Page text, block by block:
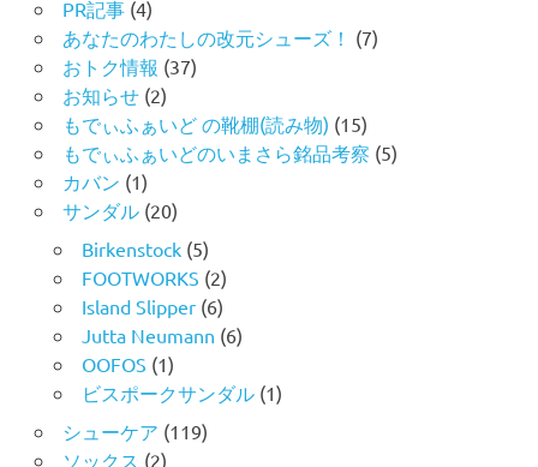
PR記事(4)
あなたのわたしの改元シューズ！ (7)
おトク情報 (37)
お知らせ(2)
もでぃふぁいど の靴棚(読み物) (15)
もでぃふぁいどのいまさら銘品考察 (5)
カバン (1)
サンダル(20)
Birkenstock(5)
FOOTWORKS (2)
Island Slipper(6)
Jutta Neumann (6)
OOFOS (1)
ビスポークサンダル(1)
シューケア (119)
ソックス (2)